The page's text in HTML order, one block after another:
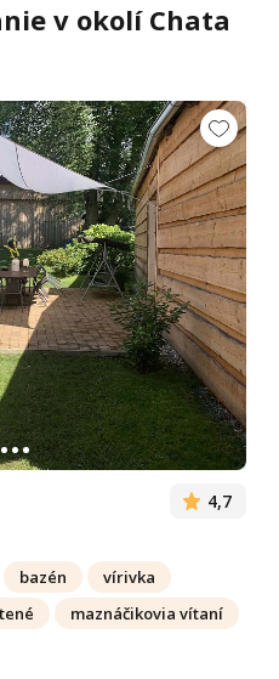
v okolí Chata
4,7
bazén
vírivka
maznáčikovia vítaní